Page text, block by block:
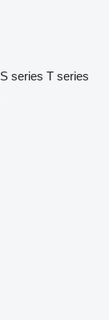
S series T series